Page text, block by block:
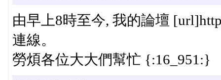
由早上8時至今, 我的論壇
連線。
勞煩各位大大們幫忙 {:16_951:}